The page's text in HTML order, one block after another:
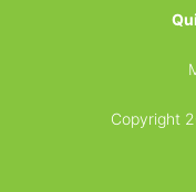
Copyright